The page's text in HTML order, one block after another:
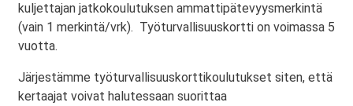
kuljettajan jatkokoulutuksen ammattipätevyysmerkintä
(vain 1 merkintä/vrk). Työturvallisuuskortti on voimassa 5
vuotta.
Järjestämme työturvallisuuskorttikoulutukset siten, että
kertaajat voivat halutessaan suorittaa